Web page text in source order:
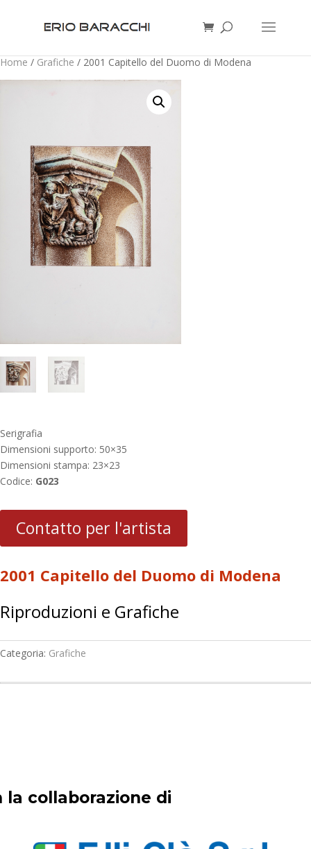
Home / Grafiche / 2001 Capitello del Duomo di Modena
Serigrafia
Dimensioni supporto: 50×35
Dimensioni stampa: 23×23
Codice: G023
Contatto per l'artista
2001 Capitello del Duomo di Modena
Riproduzioni e Grafiche
Categoria: Grafiche
la collaborazione di